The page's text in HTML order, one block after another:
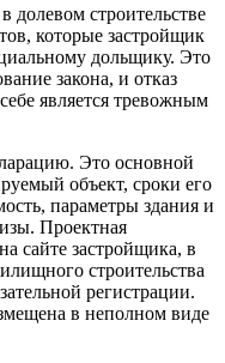
долевом строительстве
которые застройщик
дольщику. Это
закона, и отказ
является тревожным
Это основной
объект, сроки его
параметры здания и
Проектная
сайте застройщика, в
строительства
регистрации.
в неполном виде